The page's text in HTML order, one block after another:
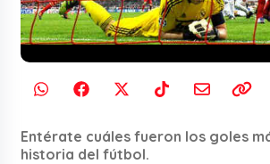
Entérate cuáles fueron los goles
historia del fútbol.